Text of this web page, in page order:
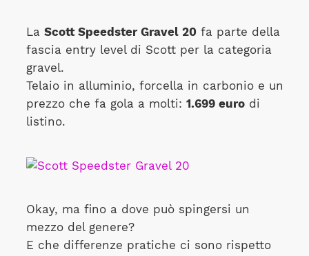
La Scott Speedster Gravel 20 fa parte della
fascia entry level di Scott per la categoria
gravel.
Telaio in alluminio, forcella in carbonio e un
prezzo che fa gola a molti: 1.699 eurodi
listino.
Okay, ma fino a dove può spingersi un
mezzo del genere?
E che differenze pratiche ci sono rispetto